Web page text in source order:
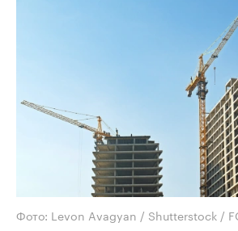
Фото: Levon Avagyan / Shutterstock /